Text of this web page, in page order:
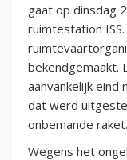
gaat op dinsdag
ruimtestation
bekendgemaakt.
aanvankelijk
dat werd
onbemande raket.
Wegens het